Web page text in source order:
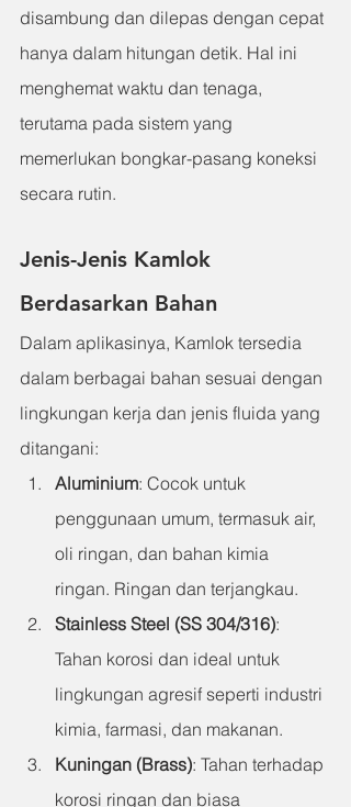
disambung dan dilepas dengan cepat
hanya dalam hitungan detik. Hal ini
menghemat waktu dan tenaga,
terutama pada sistem yang
memerlukan bongkar-pasang koneksi
secara rutin.
Jenis-Jenis Kamlok
Berdasarkan Bahan
Dalam aplikasinya, Kamlok tersedia
dalam berbagai bahan sesuai dengan
lingkungan kerja dan jenis fluida yang
ditangani:
Aluminium: Cocok untuk
penggunaan umum, termasuk air,
oli ringan, dan bahan kimia
ringan. Ringan dan terjangkau.
Stainless Steel (SS 304/316):
Tahan korosi dan ideal untuk
lingkungan agresif seperti industri
kimia, farmasi, dan makanan.
Kuningan (Brass): Tahan terhadap
korosi ringan dan biasa